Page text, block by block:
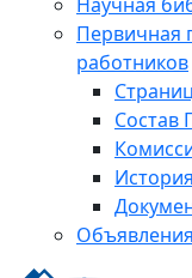
Первичная
работников
Состав